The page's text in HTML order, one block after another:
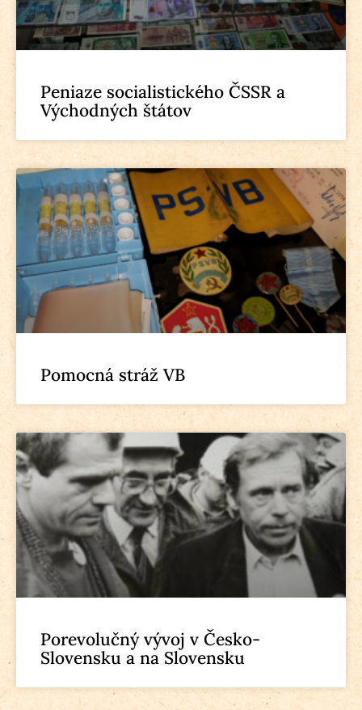
Peniaze socialistického ČSSR a
Východných štátov
Pomocná stráž VB
Porevolučný vývoj v Česko-
Slovensku a na Slovensku